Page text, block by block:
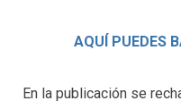
AQUÍ PUEDES
En la publicación se